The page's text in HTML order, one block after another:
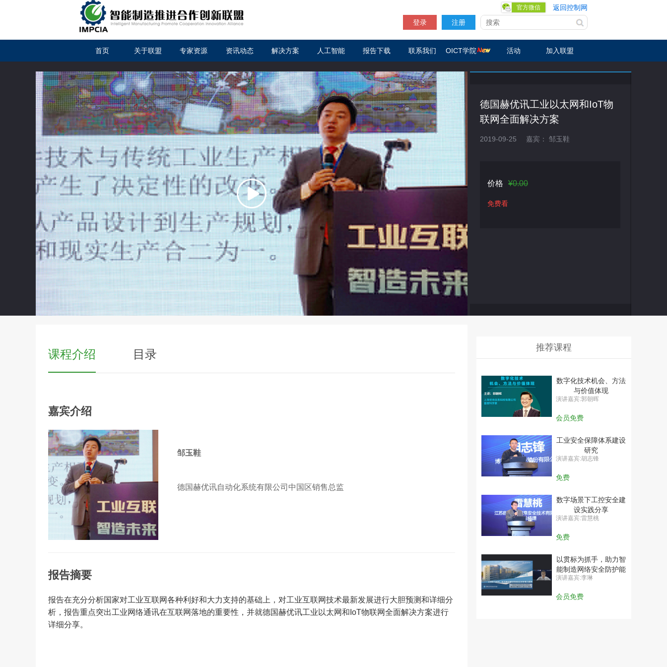
官方微信
返回控制网
登录
注册
首页 关于联盟 专家资源 资讯动态 解决方案 人工智能 报告下载 联系我们 OICT学院 活动 加入联盟
德国赫优讯工业以太网和IoT物
联网全面解决方案
2019-09-25 嘉宾： 邹玉鞋
价格 ¥0.00
免费看
课程介绍 目录
嘉宾介绍
邹玉鞋
德国赫优讯自动化系统有限公司中国区销售总监
报告摘要
报告在充分分析国家对工业互联网各种利好和大力支持的基础上，对工业互联网技术最新发展进行大胆预测和详细分
析，报告重点突出工业网络通讯在互联网落地的重要性，并就德国赫优讯工业以太网和IoT物联网全面解决方案进行
详细分享。
推荐课程
数字化技术机会、方法
与价值体现
演讲嘉宾:郭朝晖
会员免费
工业安全保障体系建设
研究
演讲嘉宾:胡志锋
免费
数字场景下工控安全建
设实践分享
演讲嘉宾:雷慧桃
免费
以贯标为抓手，助力智
能制造网络安全防护能
力提升
演讲嘉宾:李琳
会员免费